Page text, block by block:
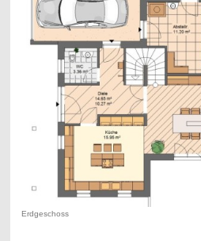
Erdgeschoss